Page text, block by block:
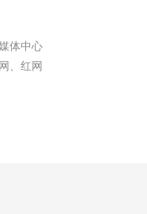
体中心
、红网